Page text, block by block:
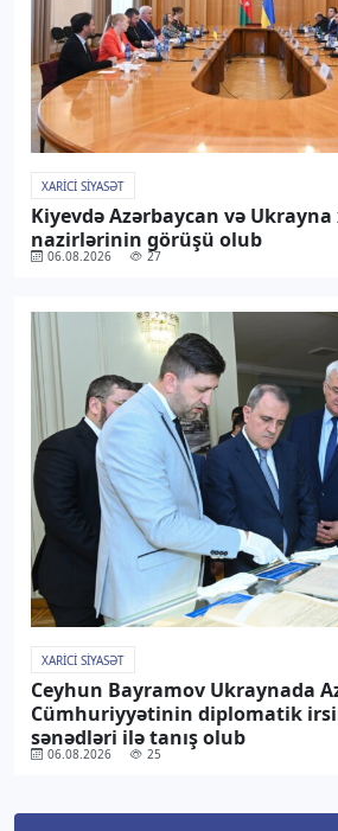
XARICI SIYASƏT
Kiyevdə Azərbaycan və
nazirlərinin görüşü olub
06.08.2026 27
XARICI SIYASƏT
Ceyhun Bayramov Ukraynada
Cümhuriyyətinin diplomatik
sənədləri ilə tanış olub
06.08.2026 25